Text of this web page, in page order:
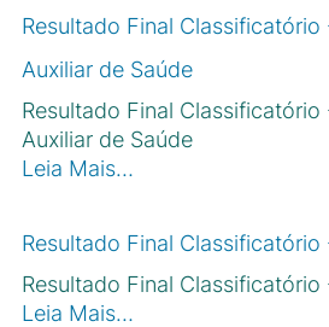
Resultado Final Classificatório
Auxiliar de Saúde
Resultado Final Classificatório
Auxiliar de Saúde
Leia Mais…
Resultado Final Classificatório
Resultado Final Classificatório
Leia Mais…